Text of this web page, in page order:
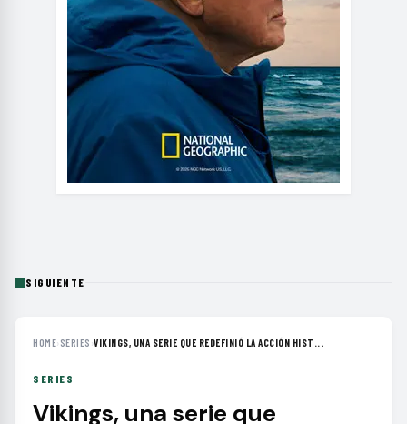
SIGUIENTE
HOME› SERIES ›VIKINGS, UNA SERIE QUE REDEFINIÓ LA ACCIÓN HIST...
SERIES
Vikings, una serie que